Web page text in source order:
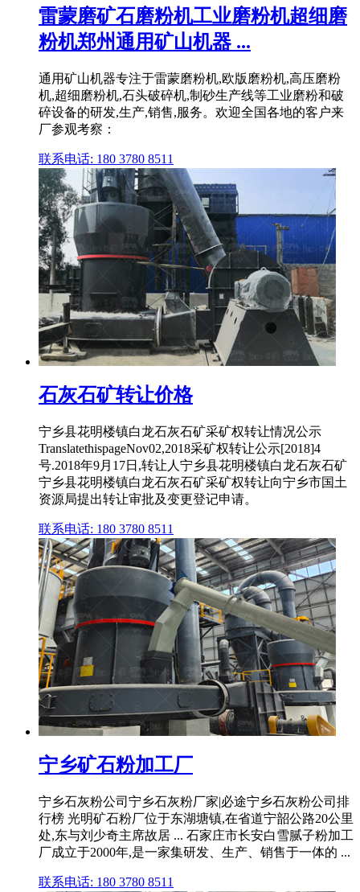
雷蒙磨矿石磨粉机工业磨粉机超细磨
粉机郑州通用矿山机器 ...
通用矿山机器专注于雷蒙磨粉机,欧版磨粉机,高压磨粉
机,超细磨粉机,石头破碎机,制砂生产线等工业磨粉和破
碎设备的研发,生产,销售,服务。欢迎全国各地的客户来
厂参观考察：
联系电话: 180 3780 8511
石灰石矿转让价格
宁乡县花明楼镇白龙石灰石矿采矿权转让情况公示
TranslatethispageNov02,2018采矿权转让公示[2018]4
号.2018年9月17日,转让人宁乡县花明楼镇白龙石灰石矿
宁乡县花明楼镇白龙石灰石矿采矿权转让向宁乡市国土
资源局提出转让审批及变更登记申请。
联系电话: 180 3780 8511
宁乡矿石粉加工厂
宁乡石灰粉公司宁乡石灰粉厂家|必途宁乡石灰粉公司排
行榜 光明矿石粉厂位于东湖塘镇,在省道宁韶公路20公里
处,东与刘少奇主席故居 ... 石家庄市长安白雪腻子粉加工
厂成立于2000年,是一家集研发、生产、销售于一体的 ...
联系电话: 180 3780 8511